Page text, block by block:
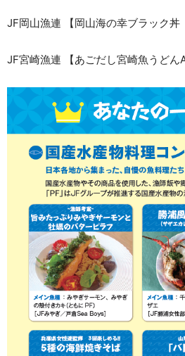
JF岡山漁連 【岡山海の幸ブラック丼
JF宮崎漁連 【あごだし宮崎魚うどん